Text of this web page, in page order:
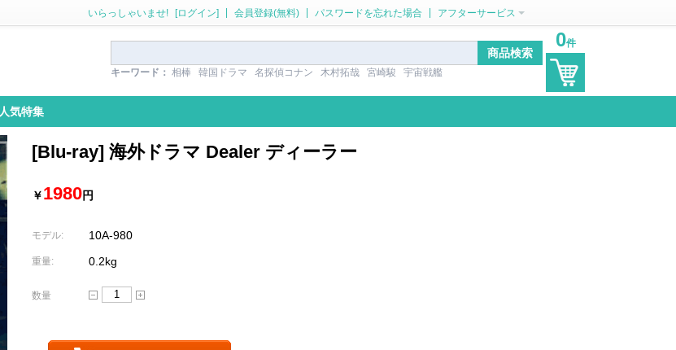
いらっしゃいませ! [ログイン] 会員登録(無料) パスワードを忘れた場合 アフターサービス
キーワード： 相棒 韓国ドラマ 名探偵コナン 木村拓哉 宮崎駿 宇宙戦艦
人気特集
0件
[Blu-ray] 海外ドラマ Dealer ディーラー
￥1980円
モデル: 10A-980
重量: 0.2kg
数量